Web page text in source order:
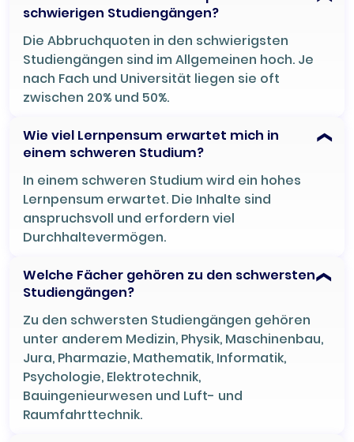
schwierigen Studiengängen?
Die Abbruchquoten in den schwierigsten
Studiengängen sind im Allgemeinen hoch. Je
nach Fach und Universität liegen sie oft
zwischen 20% und 50%.
Wie viel Lernpensum erwartet mich in
einem schweren Studium?
In einem schweren Studium wird ein hohes
Lernpensum erwartet. Die Inhalte sind
anspruchsvoll und erfordern viel
Durchhaltevermögen.
Welche Fächer gehören zu den schwersten
Studiengängen?
Zu den schwersten Studiengängen gehören
unter anderem Medizin, Physik, Maschinenbau,
Jura, Pharmazie, Mathematik, Informatik,
Psychologie, Elektrotechnik,
Bauingenieurwesen und Luft- und
Raumfahrttechnik.